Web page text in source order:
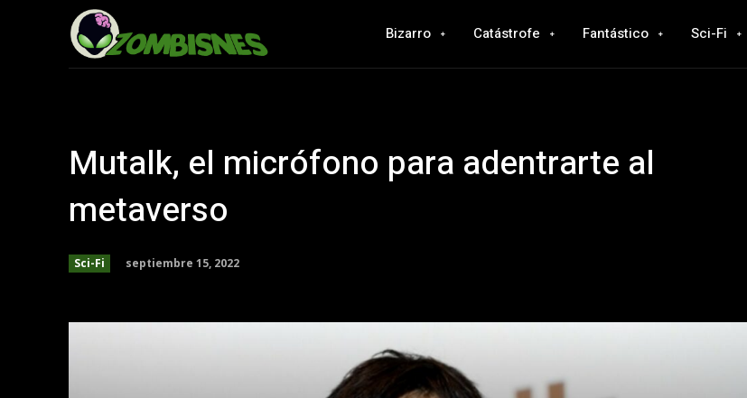
Bizarro Catástrofe Fantástico Sci-Fi
Mutalk, el micrófono para adentrarte al
metaverso
Sci-Fi septiembre 15, 2022